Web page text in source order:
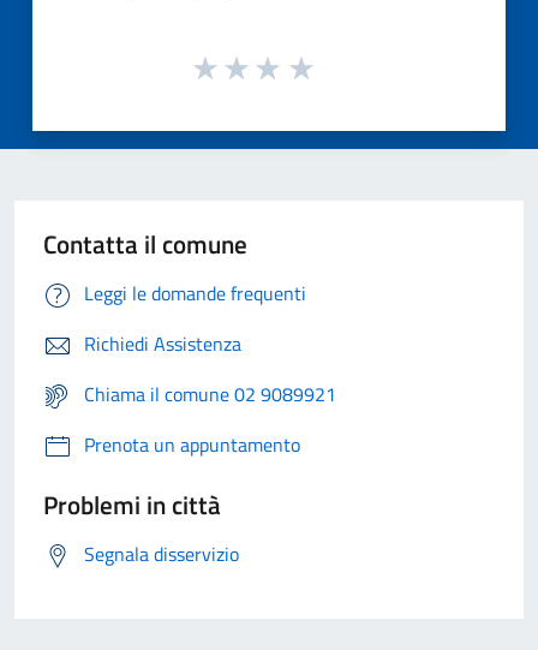
Contatta il comune
Leggi le domande frequenti
Richiedi Assistenza
Chiama il comune 02 9089921
Prenota un appuntamento
Problemi in città
Segnala disservizio